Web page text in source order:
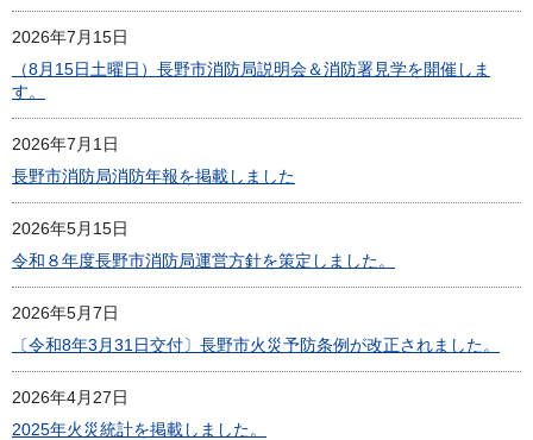
2026年7月15日
（8月15日土曜日）長野市消防局説明会＆消防署見学を開催しま
す。
2026年7月1日
長野市消防局消防年報を掲載しました
2026年5月15日
令和８年度長野市消防局運営方針を策定しました。
2026年5月7日
〔令和8年3月31日交付〕長野市火災予防条例が改正されました。
2026年4月27日
2025年火災統計を掲載しました。